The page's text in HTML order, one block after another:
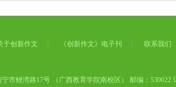
于创新作文 《创新作文》电子刊 联系我们
市鲤湾路17号 （广西教育学院南校区） 邮编：530022